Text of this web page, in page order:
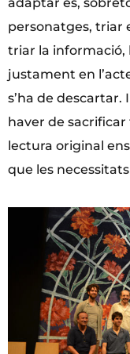
personatges, triar
triar la informació,
justament en
s’ha de descartar.
haver de
lectura original
que les